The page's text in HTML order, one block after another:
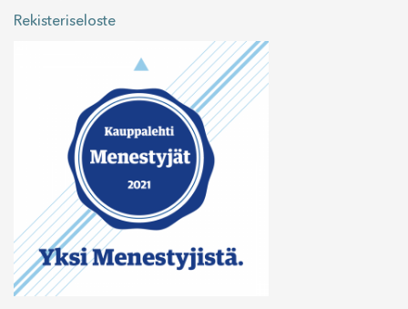
Rekisteriseloste